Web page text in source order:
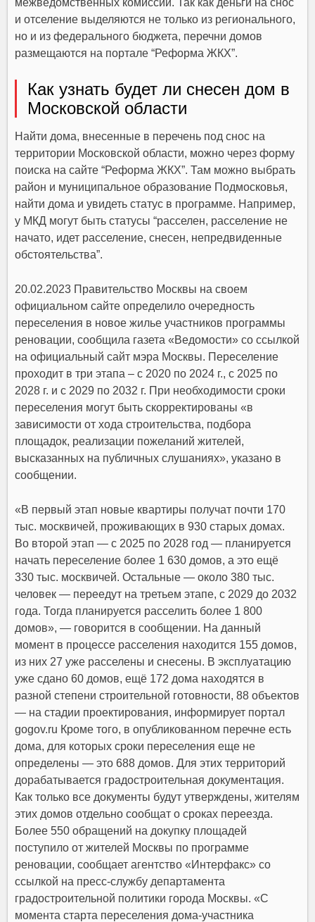
межведомственных комиссий. Так как деньги на снос
и отселение выделяются не только из регионального,
но и из федерального бюджета, перечни домов
размещаются на портале “Реформа ЖКХ”.
Как узнать будет ли снесен дом в
Московской области
Найти дома, внесенные в перечень под снос на
территории Московской области, можно через форму
поиска на сайте “Реформа ЖКХ”. Там можно выбрать
район и муниципальное образование Подмосковья,
найти дома и увидеть статус в программе. Например,
у МКД могут быть статусы “расселен, расселение не
начато, идет расселение, снесен, непредвиденные
обстоятельства”.
20.02.2023 Правительство Москвы на своем
официальном сайте определило очередность
переселения в новое жилье участников программы
реновации, сообщила газета «Ведомости» со ссылкой
на официальный сайт мэра Москвы. Переселение
проходит в три этапа – с 2020 по 2024 г., с 2025 по
2028 г. и с 2029 по 2032 г. При необходимости сроки
переселения могут быть скорректированы «в
зависимости от хода строительства, подбора
площадок, реализации пожеланий жителей,
высказанных на публичных слушаниях», указано в
сообщении.
«В первый этап новые квартиры получат почти 170
тыс. москвичей, проживающих в 930 старых домах.
Во второй этап — с 2025 по 2028 год — планируется
начать переселение более 1 630 домов, а это ещё
330 тыс. москвичей. Остальные — около 380 тыс.
человек — переедут на третьем этапе, с 2029 до 2032
года. Тогда планируется расселить более 1 800
домов», — говорится в сообщении. На данный
момент в процессе расселения находится 155 домов,
из них 27 уже расселены и снесены. В эксплуатацию
уже сдано 60 домов, ещё 172 дома находятся в
разной степени строительной готовности, 88 объектов
— на стадии проектирования, информирует портал
gogov.ru Кроме того, в опубликованном перечне есть
дома, для которых сроки переселения еще не
определены — это 688 домов. Для этих территорий
дорабатывается градостроительная документация.
Как только все документы будут утверждены, жителям
этих домов отдельно сообщат о сроках переезда.
Более 550 обращений на докупку площадей
поступило от жителей Москвы по программе
реновации, сообщает агентство «Интерфакс» со
ссылкой на пресс-службу департамента
градостроительной политики города Москвы. «С
момента старта переселения дома-участника